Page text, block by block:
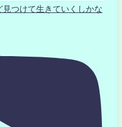
つけて生きていくしかな